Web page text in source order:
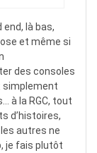
là bas,
et même si
des consoles
simplement
à la RGC, tout
d’histoires,
autres ne
je fais plutôt